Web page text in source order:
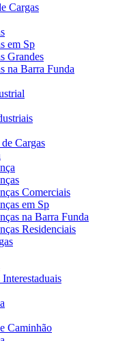
Cargas
em Sp
Grandes
na Barra Funda
Cargas
Comerciais
em Sp
na Barra Funda
Residenciais
Caminhão